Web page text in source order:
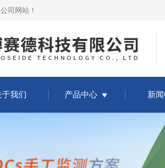
司网站 ！
于我们 产品中心 新